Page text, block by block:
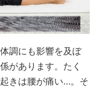
調にも影響を及ぼ
があります。たく
きは腰が痛い…。そ